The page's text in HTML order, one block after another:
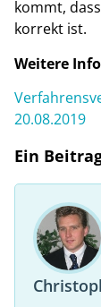
kommt,
korrekt ist.
Weitere
20.08.2019
Ein